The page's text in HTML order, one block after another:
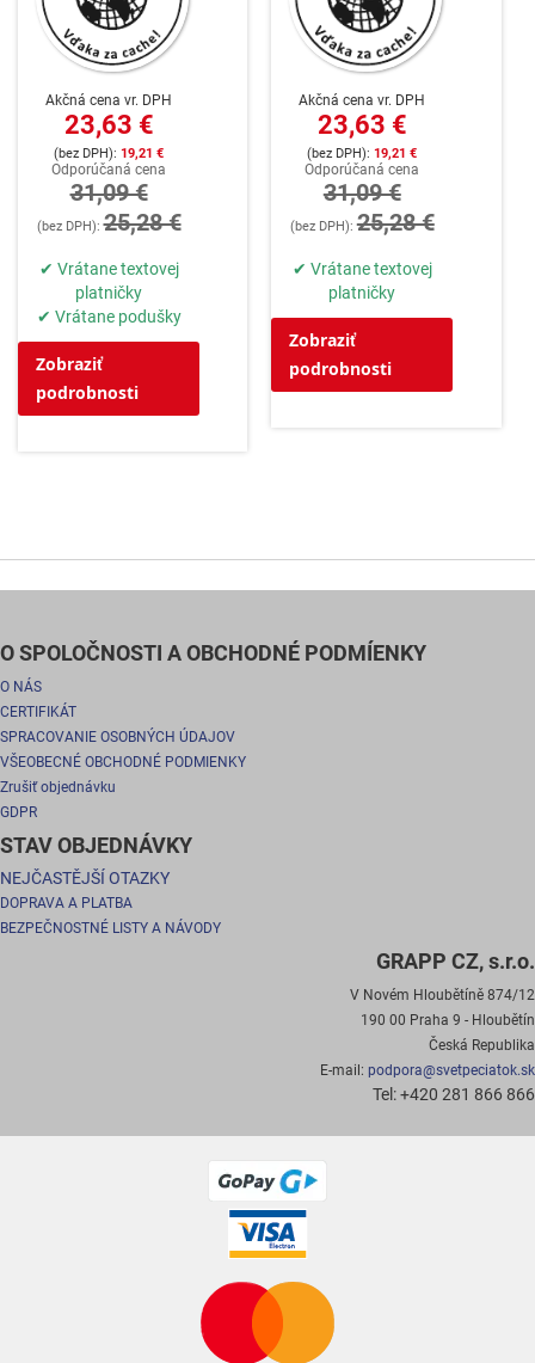
Akčná cena vr. DPH
23,63 €
19,21 €
Odporúčaná cena
31,09 €
25,28 €
✔ Vrátane textovej
platničky
✔ Vrátane podušky
Zobraziť
podrobnosti
Akčná cena vr. DPH
23,63 €
19,21 €
Odporúčaná cena
31,09 €
25,28 €
✔ Vrátane textovej
platničky
Zobraziť
podrobnosti
O SPOLOČNOSTI A OBCHODNÉ PODMÍENKY
O NÁS
CERTIFIKÁT
SPRACOVANIE OSOBNÝCH ÚDAJOV
VŠEOBECNÉ OBCHODNÉ PODMIENKY
Zrušiť objednávku
GDPR
STAV OBJEDNÁVKY
NEJČASTĚJŠÍ OTAZKY
DOPRAVA A PLATBA
BEZPEČNOSTNÉ LISTY A NÁVODY
GRAPP CZ, s.r.o.
V Novém Hloubětíně 874/12
190 00 Praha 9 - Hloubětín
Česká Republika
E-mail: podpora@svetpeciatok.sk
Tel: +420 281 866 866